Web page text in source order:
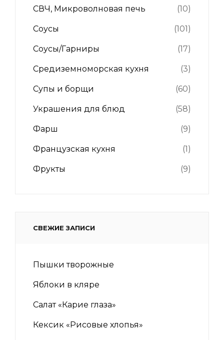
СВЧ, Микроволновая печь (10)
Соусы (101)
Соусы/Гарниры (17)
Средиземноморская кухня (3)
Супы и борщи (60)
Украшения для блюд (58)
Фарш (9)
Французская кухня (1)
Фрукты (9)
СВЕЖИЕ ЗАПИСИ
Пышки творожные
Яблоки в кляре
Салат «Карие глаза»
Кексик «Рисовые хлопья»